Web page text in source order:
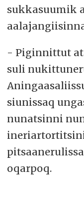
sukkasuumik
- Piginnittut
suli
siunissaq
nunatsinni
oqarpoq.